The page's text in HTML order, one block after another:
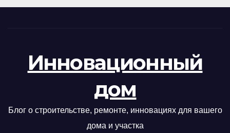
Инновационный
дом
Блог о строительстве, ремонте, инновациях для вашего
дома и участка